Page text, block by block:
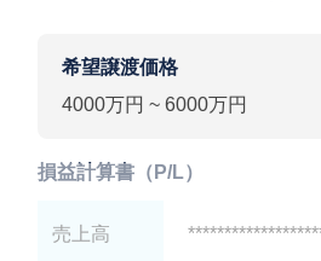
希望譲渡価格
4000万円 ~ 6000万円
損益計算書（P/L）
売上高